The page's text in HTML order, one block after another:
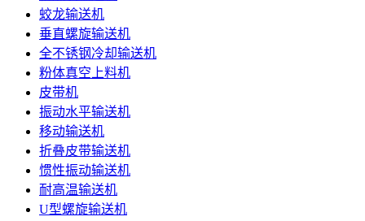
蛟龙输送机
垂直螺旋输送机
全不锈钢冷却输送机
粉体真空上料机
皮带机
振动水平输送机
移动输送机
折叠皮带输送机
惯性振动输送机
耐高温输送机
U型螺旋输送机